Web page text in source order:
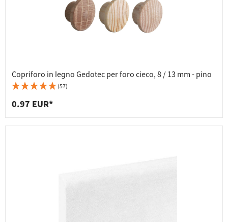
Copriforo in legno Gedotec per foro cieco, 8 / 13 mm - pino
(57)
0.97 EUR*